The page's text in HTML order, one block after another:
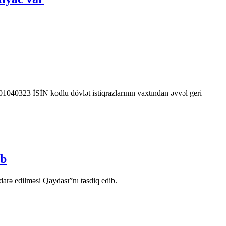
İSİN kodlu dövlət istiqrazlarının vaxtından əvvəl geri
edilməsi Qaydası”nı təsdiq edib.